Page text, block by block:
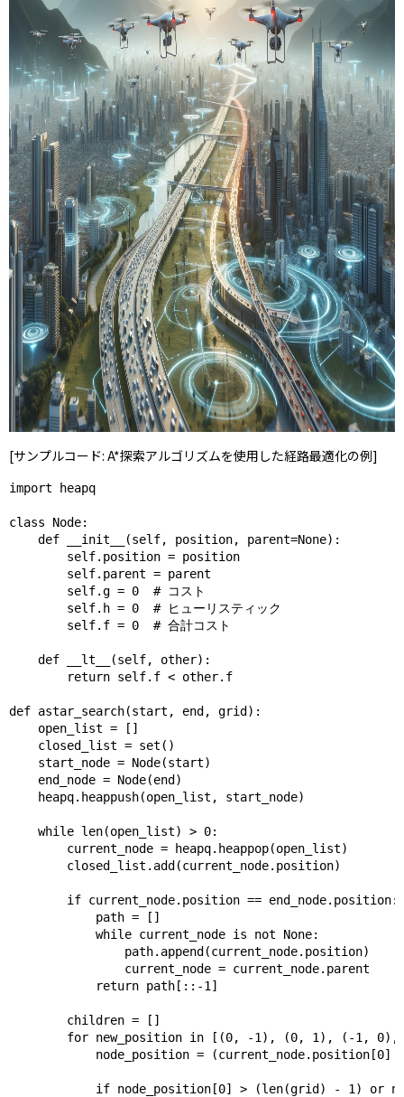
[サンプルコード: A*探索アルゴリズムを使用した経路最適化の例]
import heapq
class Node:
    def __init__(self, position, parent=None):
        self.position = position
        self.parent = parent
        self.g = 0  # コスト
        self.h = 0  # ヒューリスティック
        self.f = 0  # 合計コスト
    def __lt__(self, other):
        return self.f < other.f
def astar_search(start, end, grid):
    open_list = []
    closed_list = set()
    start_node = Node(start)
    end_node = Node(end)
    heapq.heappush(open_list, start_node)
    while len(open_list) > 0:
        current_node = heapq.heappop(open_list)
        closed_list.add(current_node.position)
        if current_node.position == end_node.position:
            path = []
            while current_node is not None:
                path.append(current_node.position)
                current_node = current_node.parent
            return path[::-1]
        children = []
for new_position in [(0, -1), (0, 1), (-1, 0),
node_position = (current_node.position[0]
if node_position[0] > (len(grid) - 1) or